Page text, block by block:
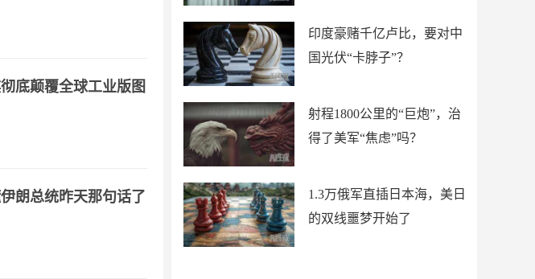
印度豪赌千亿卢比，要对中
国光伏“卡脖子”？
射程1800公里的“巨炮”，治
得了美军“焦虑”吗？
1.3万俄军直插日本海，美日
的双线噩梦开始了
底颠覆全球工业版图
朗总统昨天那句话了